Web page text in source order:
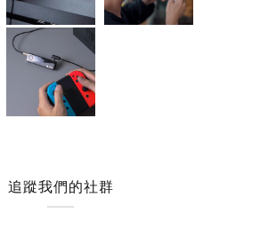
追蹤我們的社群